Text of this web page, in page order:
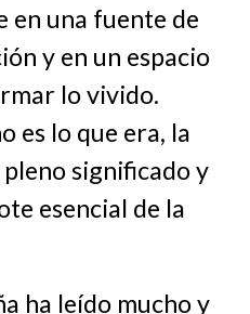
en una fuente de
y en un espacio
lo vivido.
es lo que era, la
significado y
esencial de la
ha leído mucho y